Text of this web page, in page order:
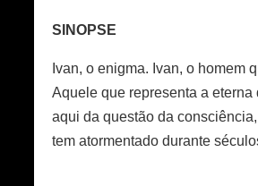
SINOPSE
Ivan, o enigma. Ivan, o homem
Aquele que representa a
aqui da questão da
tem atormentado durante